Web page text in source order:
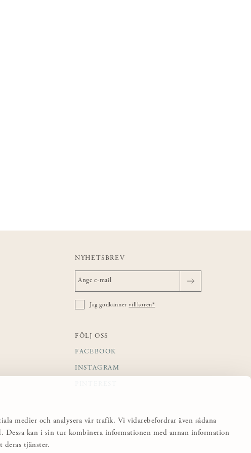
medier och analysera vår trafik. Vi vidarebefordrar även sådana
Dessa kan i sin tur kombinera informationen med annan information
deras tjänster.
NYHETSBREV
Jag godkännervillkoren*
FÖLJ OSS
FACEBOOK
INSTAGRAM